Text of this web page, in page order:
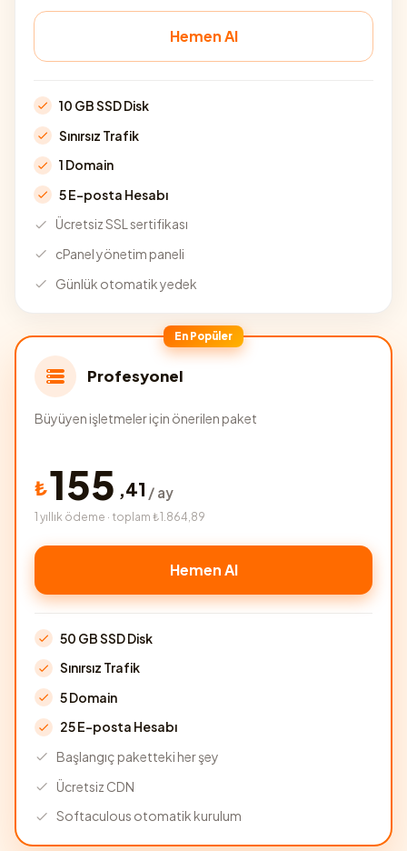
Hemen Al
10 GB SSD Disk
Sınırsız Trafik
1 Domain
5 E-posta Hesabı
Ücretsiz SSL sertifikası
cPanel yönetim paneli
Günlük otomatik yedek
En Popüler
Profesyonel
Büyüyen işletmeler için önerilen paket
₺155 ,41 / ay
1 yıllık ödeme · toplam ₺1.864,89
Hemen Al
50 GB SSD Disk
Sınırsız Trafik
5 Domain
25 E-posta Hesabı
Başlangıç paketteki her şey
Ücretsiz CDN
Softaculous otomatik kurulum